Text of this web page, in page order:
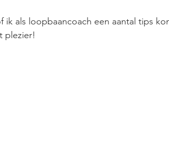
ik als loopbaancoach een aantal tips
plezier!